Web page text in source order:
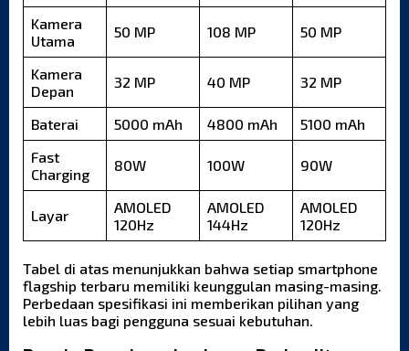
Kamera
Utama
50 MP 108 MP 50 MP
Kamera
Depan
32 MP 40 MP 32 MP
Baterai 5000 mAh 4800 mAh
5100 mAh
Fast
Charging
80W 100W 90W
Layar
AMOLED
120Hz
AMOLED
144Hz
AMOLED
120Hz
Tabel di atas menunjukkan bahwa setiap smartphone
flagship terbaru memiliki keunggulan masing-masing.
Perbedaan spesifikasi ini memberikan pilihan yang
lebih luas bagi pengguna sesuai kebutuhan.